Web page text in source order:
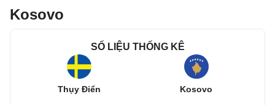
Kosovo
SỐ LIỆU THỐNG KÊ
Thụy Điển Kosovo